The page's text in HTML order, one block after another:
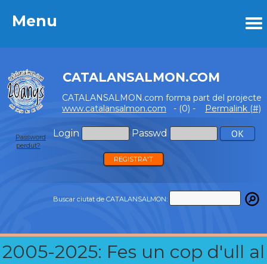
Menu
CATALANSALMON.COM
CATALANSALMON.com forma part del projecte
www.catalansalmon.com - (0) - Permalink (#)
Login Passwd
Password
perdut?
REGISTRA'T
Buscar ciutat de CATALANSALMON:
2005-2025: Fes un cop d'ull al
Menu